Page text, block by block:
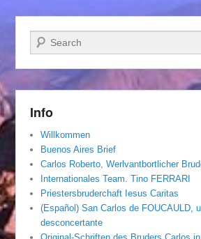
Suchen
Info
Willkommen
Buenos Aires Brief
Carlos Roberto, Werlvantbortlicher
Internationales Team. Tino FERRARI
Priestersbruderchaft Iesus Caritas
(Español) San Carlos de FOUCAULD,
desconcertante